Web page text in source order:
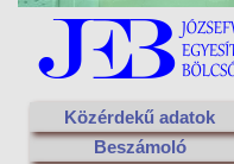
Közérdekű adatok
Beszámoló